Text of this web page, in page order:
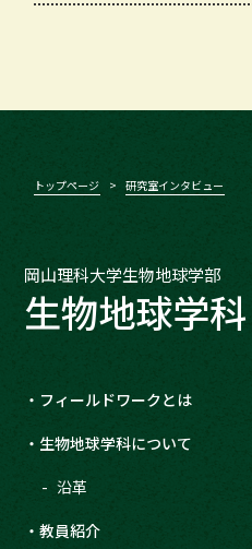
トップページ 研究室インタビュー
岡山理科大学生物地球学部
生物地球学科
フィールドワークとは
生物地球学科について
沿革
教員紹介